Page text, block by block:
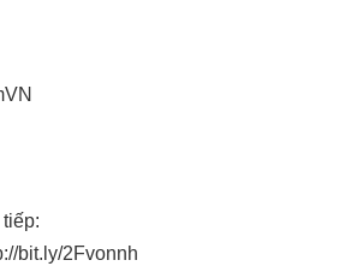
bit.ly/2Fvonnh